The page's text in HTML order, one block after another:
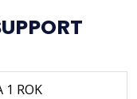
1 ROK